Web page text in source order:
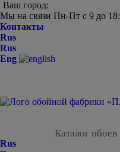
Ваш город:
Мы на связи Пн-Пт с 9 до 18:
Контакты
Rus
Rus
Eng
Каталог обоев
Rus